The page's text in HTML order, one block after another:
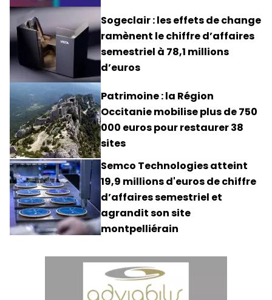
Sogeclair : les effets de change
ramènent le chiffre d’affaires
semestriel à 78,1 millions
d’euros
Patrimoine : la Région
Occitanie mobilise plus de 750
000 euros pour restaurer 38
sites
Semco Technologies atteint
19,9 millions d'euros de chiffre
d’affaires semestriel et
agrandit son site
montpelliérain